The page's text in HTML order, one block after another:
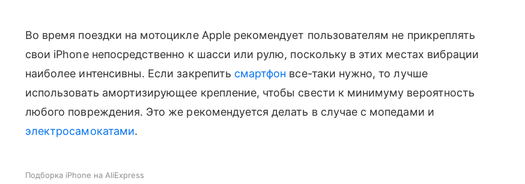
Во время поездки на мотоцикле Apple рекомендует пользователям не прикреплять
свои iPhone непосредственно к шасси или рулю, поскольку в этих местах вибрации
наиболее интенсивны. Если закрепить смартфон все-таки нужно, то лучше
использовать амортизирующее крепление, чтобы свести к минимуму вероятность
любого повреждения. Это же рекомендуется делать в случае с мопедами и
электросамокатами.
Подборка iPhone на AliExpress